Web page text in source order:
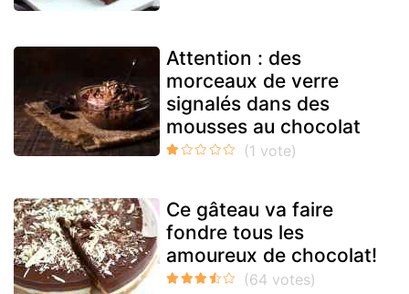
Attention : des
morceaux de verre
signalés dans des
mousses au chocolat
Ce gâteau va faire
fondre tous les
amoureux de chocolat!